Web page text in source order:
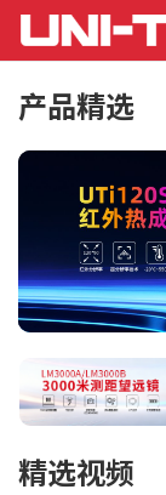
产品精选
精选视频